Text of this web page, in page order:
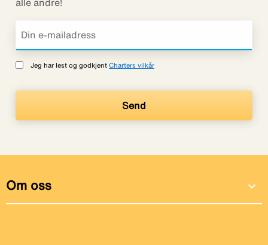
alle andre!
Jeg har lest og godkjent Charters vilkår
Om oss expand_more